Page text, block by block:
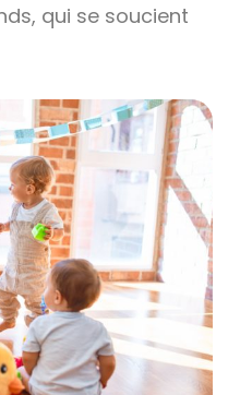
qui se soucient